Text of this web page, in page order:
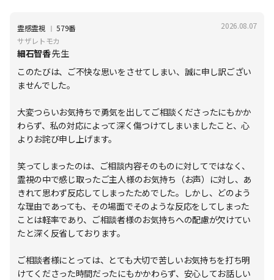
霊感霊視 Ι 579番
サザレトモカ
細石智香先生
2026.08.07
このたびは、ご不快な思いをさせてしまい、誠に申し訳ござい
ませんでした。
大変つらいお気持ちで勇気を出してご相談くださったにもかか
わらず、私の対応によって深く傷つけてしまいましたこと、心
よりお詫び申し上げます。
笑ってしまったのは、ご相談内容そのものに対してではなく、
霊視の中で感じ取ったご主人様のお気持ち（お声）に対し、あ
きれて思わず反応してしまったためでした。しかし、どのよう
な理由であっても、その場面でそのような反応をしてしまった
ことは軽率であり、ご相談者様のお気持ちへの配慮が欠けてい
たと深く反省しております。
ご相談者様にとっては、とても大切で苦しいお気持ちを打ち明
けてくださった時間だったにもかかわらず、安心してお話しい